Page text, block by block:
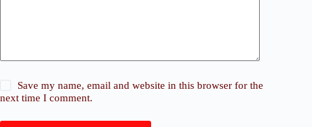
Save my name, email and website in this browser for the
next time I comment.